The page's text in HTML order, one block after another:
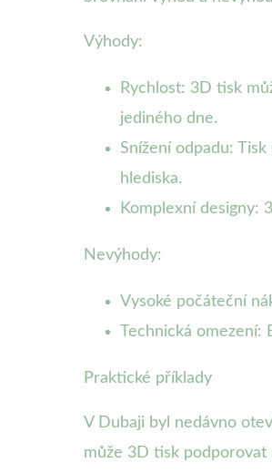
Výhody:
Rychlost: 3D tisk
jediného dne.
Snížení odpadu:
hlediska.
Komplexní designy:
Nevýhody:
Vysoké počáteční
Technická omezení:
Praktické příklady
V Dubaji byl nedávno
může 3D tisk